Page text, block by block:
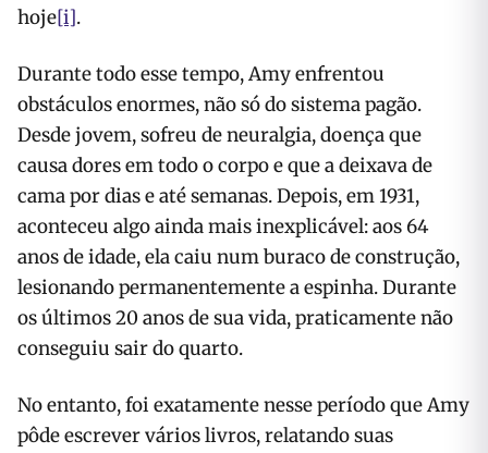
hoje[i].
Durante todo esse tempo, Amy enfrentou
obstáculos enormes, não só do sistema pagão.
Desde jovem, sofreu de neuralgia, doença que
causa dores em todo o corpo e que a deixava de
cama por dias e até semanas. Depois, em 1931,
aconteceu algo ainda mais inexplicável: aos 64
anos de idade, ela caiu num buraco de construção,
lesionando permanentemente a espinha. Durante
os últimos 20 anos de sua vida, praticamente não
conseguiu sair do quarto.
No entanto, foi exatamente nesse período que Amy
pôde escrever vários livros, relatando suas